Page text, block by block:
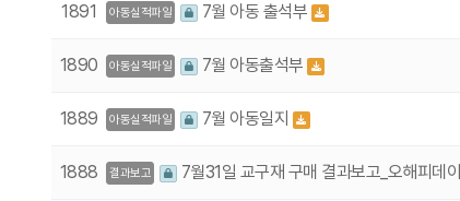
1891 아동실적파일 7월 아동 출석부
1890 아동실적파일 7월 아동출석부
1889 아동실적파일 7월 아동일지
1888 결과보고 7월31일 교구재 구매 결과보고_오해피데이